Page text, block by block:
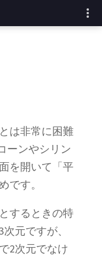
は非常に困難
ーンやシリン
を開いて「平
です。
するときの特
元ですが、
2次元でなけ